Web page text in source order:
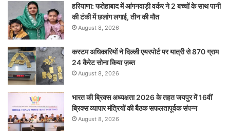
हरियाणा: फतेहाबाद में आंगनवाड़ी वर्कर ने 2 बच्चों के साथ पानी
की टंकी में छलांग लगाई, तीन की मौत
August 8, 2026
कस्टम अधिकारियों ने दिल्ली एयरपोर्ट पर यात्री से 870 ग्राम
24 कैरेट सोना किया ज़ब्त
August 8, 2026
भारत की ब्रिक्‍स अध्यक्षता 2026 के तहत जयपुर में 16वीं
ब्रिक्‍स व्यापार मंत्रियों की बैठक सफलतापूर्वक संपन्न
August 8, 2026